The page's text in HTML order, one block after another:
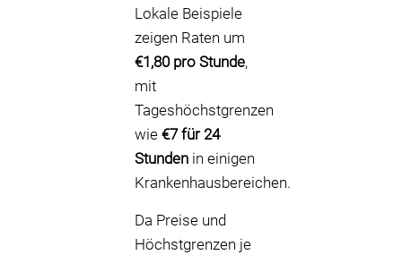
Lokale Beispiele
zeigen Raten um
€1,80 pro Stunde,
mit
Tageshöchstgrenzen
wie €7 für 24
Stunden in einigen
Krankenhausbereichen.
Da Preise und
Höchstgrenzen je